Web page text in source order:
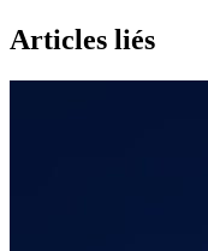
Articles liés